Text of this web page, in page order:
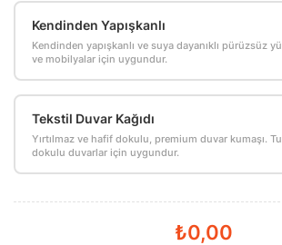
Kendinden Yapışkanlı
Kendinden yapışkanlı ve suya dayanıklı pürüzsüz
ve mobilyalar için uygundur.
Tekstil Duvar Kağıdı
Yırtılmaz ve hafif dokulu, premium duvar kumaşı.
dokulu duvarlar için uygundur.
₺0,00